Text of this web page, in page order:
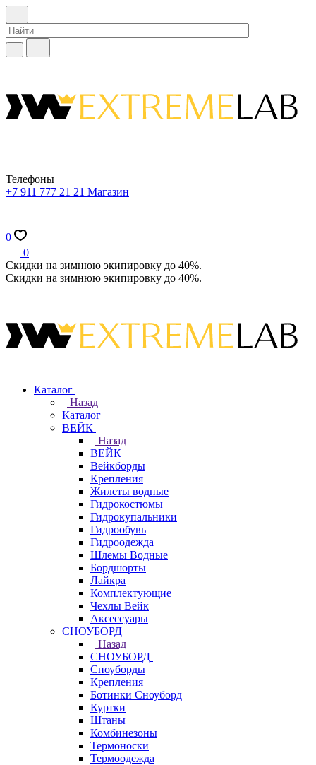
Телефоны
+7 911 777 21 21 Магазин
0
0
Скидки на зимнюю экипировку до 40%.
Скидки на зимнюю экипировку до 40%.
Каталог
Назад
Каталог
ВЕЙК
Назад
ВЕЙК
Вейкборды
Крепления
Жилеты водные
Гидрокостюмы
Гидрокупальники
Гидрообувь
Гидроодежда
Шлемы Водные
Бордшорты
Лайкра
Комплектующие
Чехлы Вейк
Аксессуары
СНОУБОРД
Назад
СНОУБОРД
Сноуборды
Крепления
Ботинки Сноуборд
Куртки
Штаны
Комбинезоны
Термоноски
Термоодежда